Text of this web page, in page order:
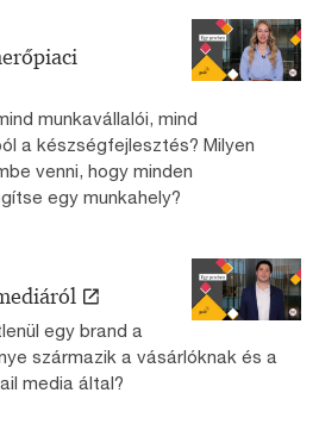
munkavállalói, mind
a készségfejlesztés? Milyen
venni, hogy minden
egy munkahely?
egy brand a
származik a vásárlóknak és a
media által?